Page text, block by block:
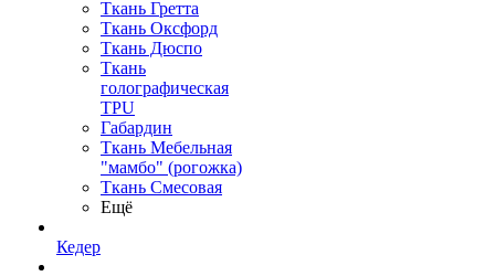
Ткань Гретта
Ткань Оксфорд
Ткань Дюспо
Ткань
голографическая
TPU
Габардин
Ткань Мебельная
"мамбо" (рогожка)
Ткань Смесовая
Ещё
Кедер